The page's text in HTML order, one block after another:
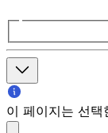
이 페이지는 선